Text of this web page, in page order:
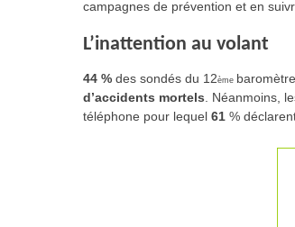
campagnes de prévention et en
L’inattention au volant
44 % des sondés du 12ème
d’accidents mortels
Néanmoins,
téléphone pour lequel 61 %